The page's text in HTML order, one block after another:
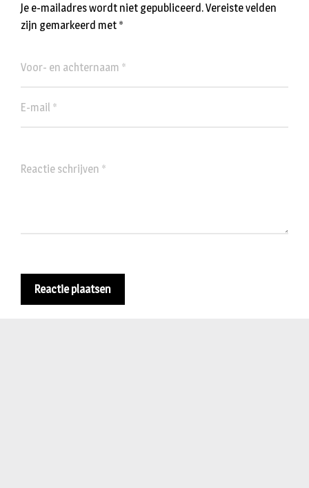
Je e-mailadres wordt niet gepubliceerd.Vereiste velden
zijn gemarkeerd met *